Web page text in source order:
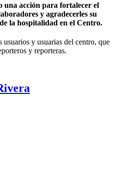
una acción para fortalecer el
y agradecerles su
la hospitalidad en el Centro.
y usuarias del centro, que
y reporteras.